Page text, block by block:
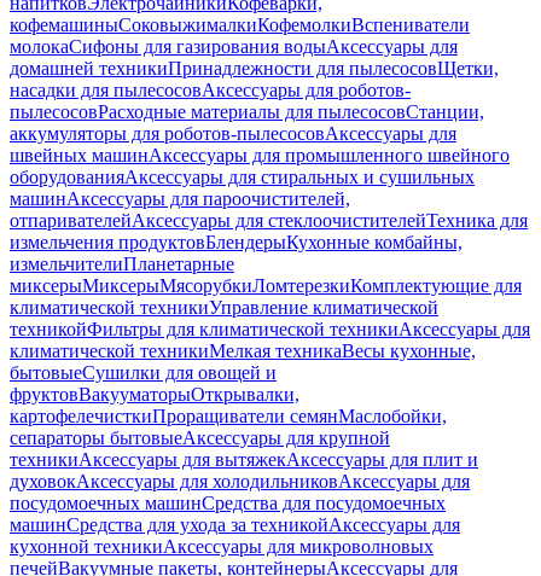
кофемашиныСоковыжималкиКофемолкиВспениватели
молокаСифоны для газирования водыАксессуары для
домашней техникиПринадлежности для пылесосовЩетки,
насадки для пылесосовАксессуары для роботов-
пылесосовРасходные материалы для пылесосовСтанции,
аккумуляторы для роботов-пылесосовАксессуары для
швейных машинАксессуары для промышленного швейного
оборудованияАксессуары для стиральных и сушильных
машинАксессуары для пароочистителей,
отпаривателейАксессуары для стеклоочистителейТехника для
измельчения продуктовБлендерыКухонные комбайны,
измельчителиПланетарные
миксерыМиксерыМясорубкиЛомтерезкиКомплектующие для
климатической техникиУправление климатической
техникойФильтры для климатической техникиАксессуары для
климатической техникиМелкая техникаВесы кухонные,
бытовыеСушилки для овощей и
фруктовВакууматорыОткрывалки,
картофелечисткиПроращиватели семянМаслобойки,
сепараторы бытовыеАксессуары для крупной
техникиАксессуары для вытяжекАксессуары для плит и
духовокАксессуары для холодильниковАксессуары для
посудомоечных машинСредства для посудомоечных
машинСредства для ухода за техникойАксессуары для
кухонной техникиАксессуары для микроволновых
печейВакуумные пакеты, контейнерыАксессуары для